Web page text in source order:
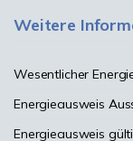
Weitere
Wesentlicher
Energieausweis
Energieausweis